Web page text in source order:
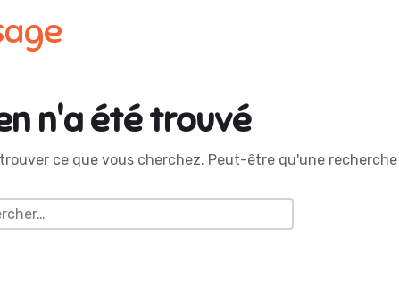
n'a été trouvé
ce que vous cherchez. Peut-être qu'une